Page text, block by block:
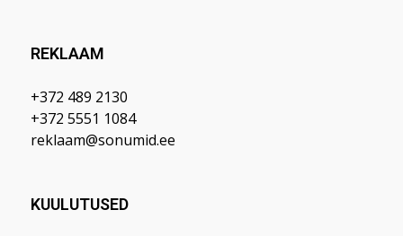
REKLAAM
+372 489 2130
+372 5551 1084
reklaam@sonumid.ee
KUULUTUSED